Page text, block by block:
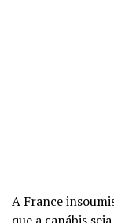
A France